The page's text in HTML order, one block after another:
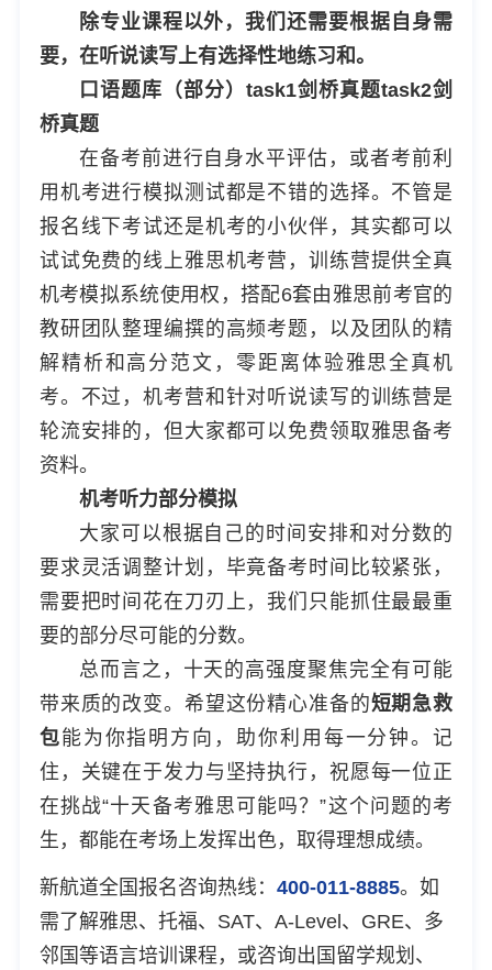
除专业课程以外，我们还需要根据自身需
要，在听说读写上有选择性地练习和。
口语题库（部分）task1剑桥真题task2剑
桥真题
在备考前进行自身水平评估，或者考前利
用机考进行模拟测试都是不错的选择。不管是
报名线下考试还是机考的小伙伴，其实都可以
试试免费的线上雅思机考营，训练营提供全真
机考模拟系统使用权，搭配6套由雅思前考官的
教研团队整理编撰的高频考题，以及团队的精
解精析和高分范文，零距离体验雅思全真机
考。不过，机考营和针对听说读写的训练营是
轮流安排的，但大家都可以免费领取雅思备考
资料。
机考听力部分模拟
大家可以根据自己的时间安排和对分数的
要求灵活调整计划，毕竟备考时间比较紧张，
需要把时间花在刀刃上，我们只能抓住最最重
要的部分尽可能的分数。
总而言之，十天的高强度聚焦完全有可能
带来质的改变。希望这份精心准备的短期急救
包能为你指明方向，助你利用每一分钟。记
住，关键在于发力与坚持执行，祝愿每一位正
在挑战“十天备考雅思可能吗？”这个问题的考
生，都能在考场上发挥出色，取得理想成绩。
新航道全国报名咨询热线： 400-011-8885。如
需了解雅思、托福、SAT、A-Level、GRE、多
邻国等语言培训课程，或咨询出国留学规划、